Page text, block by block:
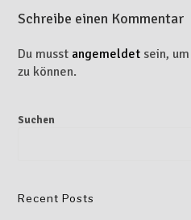
Schreibe einen Kommentar
Du musst angemeldet sein,
zu können.
Suchen
Recent Posts